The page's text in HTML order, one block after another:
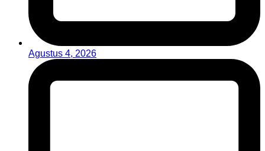
Agustus 4, 2026